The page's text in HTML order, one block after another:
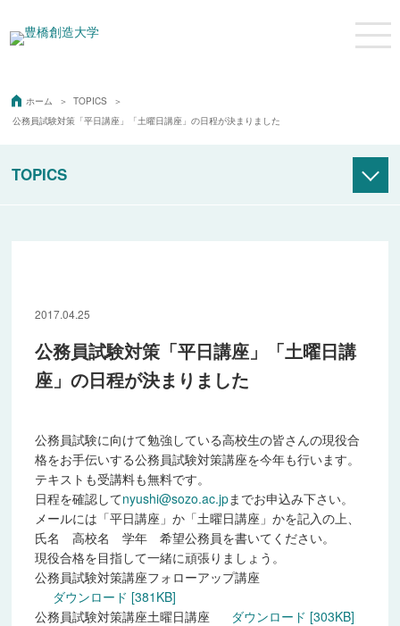
ホーム
TOPICS
公務員試験対策「平日講座」「土曜日講座」の日程が決まりました
TOPICS
2010年度
2011年度
2013年度
2014年度
2015年度
2016年度
2017年度
2017.04.25
公務員試験対策「平日講座」「土曜日講
座」の日程が決まりました
公務員試験に向けて勉強している高校生の皆さんの現役合
格をお手伝いする公務員試験対策講座を今年も行います。
テキストも受講料も無料です。
日程を確認してnyushi@sozo.ac.jpまでお申込み下さい。
メールには「平日講座」か「土曜日講座」かを記入の上、
氏名 高校名 学年 希望公務員を書いてください。
現役合格を目指して一緒に頑張りましょう。
公務員試験対策講座フォローアップ講座
ダウンロード [381KB]
公務員試験対策講座土曜日講座
ダウンロード [303KB]